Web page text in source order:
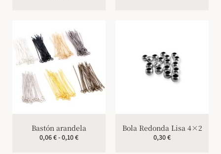
Bastón arandela
0,06€-0,10€
Bola Redonda Lisa 4×2
0,30€